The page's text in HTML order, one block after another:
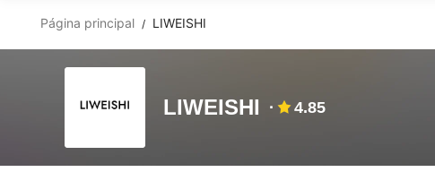
Página principal / LIWEISHI
LIWEISHI 4.85